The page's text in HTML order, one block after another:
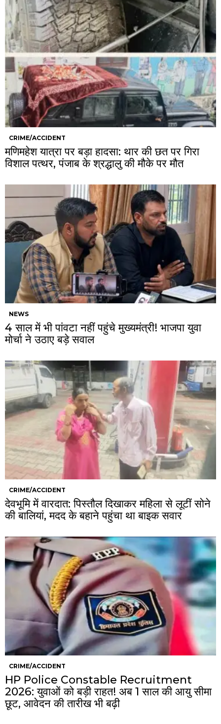
CRIME/ACCIDENT
मणिमहेश यात्रा पर बड़ा हादसा: थार की छत पर गिरा
विशाल पत्थर, पंजाब के श्रद्धालु की मौके पर मौत
NEWS
4 साल में भी पांवटा नहीं पहुंचे मुख्यमंत्री! भाजपा युवा
मोर्चा ने उठाए बड़े सवाल
CRIME/ACCIDENT
देवभूमि में वारदात: पिस्तौल दिखाकर महिला से लूटीं सोने
की बालियां, मदद के बहाने पहुंचा था बाइक सवार
CRIME/ACCIDENT
HP Police Constable Recruitment
2026: युवाओं को बड़ी राहत! अब 1 साल की आयु सीमा
छूट, आवेदन की तारीख भी बढ़ी